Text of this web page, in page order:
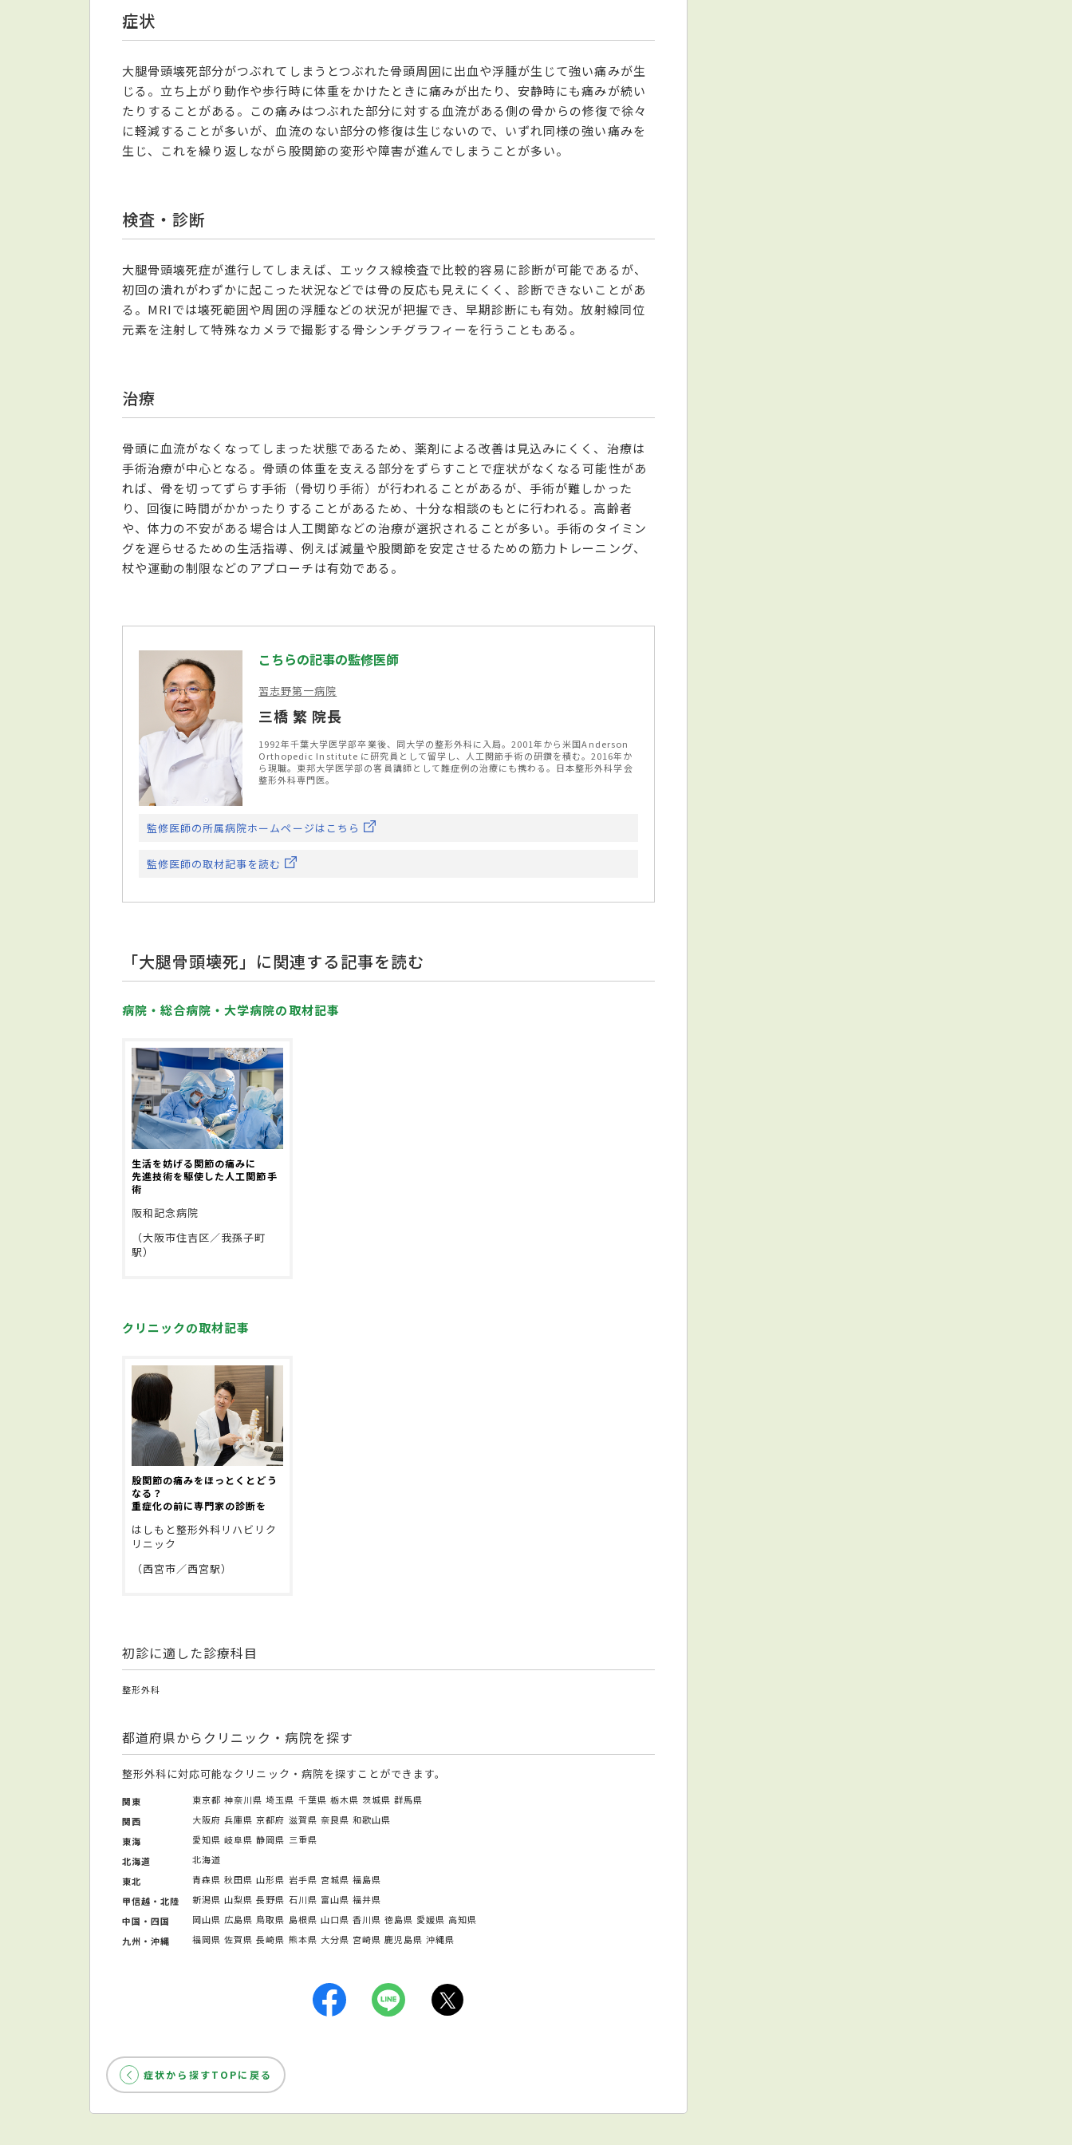
症状
大腿骨頭壊死部分がつぶれてしまうとつぶれた骨頭周囲に出血や浮腫が生じて強い痛みが生
じる。立ち上がり動作や歩行時に体重をかけたときに痛みが出たり、安静時にも痛みが続い
たりすることがある。この痛みはつぶれた部分に対する血流がある側の骨からの修復で徐々
に軽減することが多いが、血流のない部分の修復は生じないので、いずれ同様の強い痛みを
生じ、これを繰り返しながら股関節の変形や障害が進んでしまうことが多い。
検査・診断
大腿骨頭壊死症が進行してしまえば、エックス線検査で比較的容易に診断が可能であるが、
初回の潰れがわずかに起こった状況などでは骨の反応も見えにくく、診断できないことがあ
る。MRIでは壊死範囲や周囲の浮腫などの状況が把握でき、早期診断にも有効。放射線同位
元素を注射して特殊なカメラで撮影する骨シンチグラフィーを行うこともある。
治療
骨頭に血流がなくなってしまった状態であるため、薬剤による改善は見込みにくく、治療は
手術治療が中心となる。骨頭の体重を支える部分をずらすことで症状がなくなる可能性があ
れば、骨を切ってずらす手術（骨切り手術）が行われることがあるが、手術が難しかった
り、回復に時間がかかったりすることがあるため、十分な相談のもとに行われる。高齢者
や、体力の不安がある場合は人工関節などの治療が選択されることが多い。手術のタイミン
グを遅らせるための生活指導、例えば減量や股関節を安定させるための筋力トレーニング、
杖や運動の制限などのアプローチは有効である。
こちらの記事の監修医師
習志野第一病院
三橋 繁 院長
1992年千葉大学医学部卒業後、同大学の整形外科に入局。2001年から米国Anderson
Orthopedic Institute に研究員として留学し、人工関節手術の研鑽を積む。2016年か
ら現職。東邦大学医学部の客員講師として難症例の治療にも携わる。日本整形外科学会
整形外科専門医。
監修医師の所属病院ホームページはこちら
監修医師の取材記事を読む
「大腿骨頭壊死」に関連する記事を読む
病院・総合病院・大学病院の取材記事
生活を妨げる関節の痛みに
先進技術を駆使した人工関節手
術
阪和記念病院
（大阪市住吉区／我孫子町
駅）
クリニックの取材記事
股関節の痛みをほっとくとどう
なる？
重症化の前に専門家の診断を
はしもと整形外科リハビリク
リニック
（西宮市／西宮駅）
初診に適した診療科目
整形外科
都道府県からクリニック・病院を探す
整形外科に対応可能なクリニック・病院を探すことができます。
関東 東京都 神奈川県 埼玉県 千葉県 栃木県 茨城県 群馬県
関西
大阪府 兵庫県 京都府 滋賀県 奈良県 和歌山県
東海
愛知県 岐阜県 静岡県 三重県
北海道
北海道
東北
青森県 秋田県 山形県 岩手県 宮城県 福島県
甲信越・北陸
新潟県 山梨県 長野県 石川県 富山県 福井県
中国・四国
岡山県 広島県 鳥取県 島根県 山口県 香川県 徳島県 愛媛県 高知県
九州・沖縄
福岡県 佐賀県 長崎県 熊本県 大分県 宮崎県 鹿児島県 沖縄県
症状から探すTOPに戻る